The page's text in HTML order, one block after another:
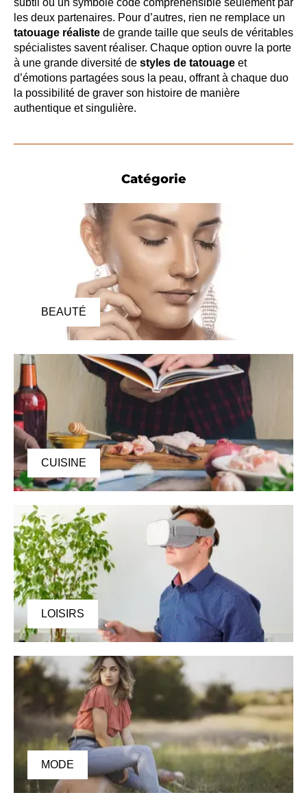
subtil ou un symbole codé compréhensible seulement par
les deux partenaires. Pour d’autres, rien ne remplace un
tatouage réaliste de grande taille que seuls de véritables
spécialistes savent réaliser. Chaque option ouvre la porte
à une grande diversité de styles de tatouage et
d’émotions partagées sous la peau, offrant à chaque duo
la possibilité de graver son histoire de manière
authentique et singulière.
Catégorie
BEAUTÉ
CUISINE
LOISIRS
MODE